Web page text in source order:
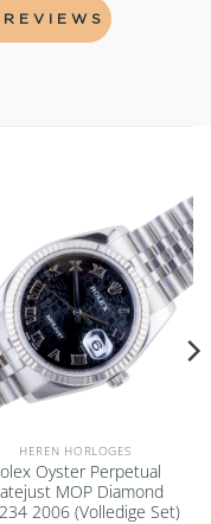
Add to
wishlist
HEREN HORLOGES
Oyster Perpetual
MOP Diamond
2006 (Volledige Set)